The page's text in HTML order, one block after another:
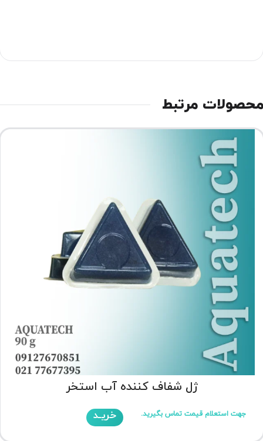
مرتبط
ژل شفاف کننده آب استخر
جهت استعلام قیمت تماس بگیرید. خریـد